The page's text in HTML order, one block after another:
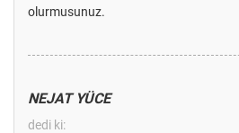
olurmusunuz.
NEJAT YÜCE
dedi ki: